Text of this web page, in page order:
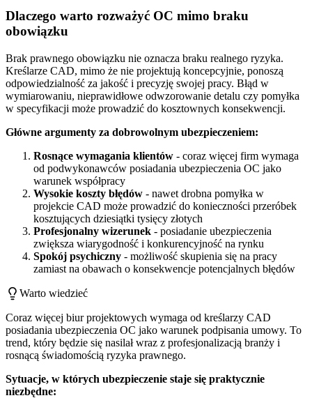
Dlaczego warto rozważyć OC mimo braku
obowiązku
Brak prawnego obowiązku nie oznacza braku realnego ryzyka.
Kreślarze CAD, mimo że nie projektują koncepcyjnie, ponoszą
odpowiedzialność za jakość i precyzję swojej pracy. Błąd w
wymiarowaniu, nieprawidłowe odwzorowanie detalu czy pomyłka
w specyfikacji może prowadzić do kosztownych konsekwencji.
Główne argumenty za dobrowolnym ubezpieczeniem:
Rosnące wymagania klientów - coraz więcej firm wymaga
od podwykonawców posiadania ubezpieczenia OC jako
warunek współpracy
Wysokie koszty błędów - nawet drobna pomyłka w
projekcie CAD może prowadzić do konieczności przeróbek
kosztujących dziesiątki tysięcy złotych
Profesjonalny wizerunek - posiadanie ubezpieczenia
zwiększa wiarygodność i konkurencyjność na rynku
Spokój psychiczny - możliwość skupienia się na pracy
zamiast na obawach o konsekwencje potencjalnych błędów
Warto wiedzieć
Coraz więcej biur projektowych wymaga od kreślarzy CAD
posiadania ubezpieczenia OC jako warunek podpisania umowy. To
trend, który będzie się nasilał wraz z profesjonalizacją branży i
rosnącą świadomością ryzyka prawnego.
Sytuacje, w których ubezpieczenie staje się praktycznie
niezbędne: